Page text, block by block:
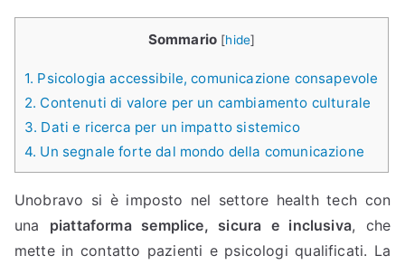
Sommario [hide]
1. Psicologia accessibile, comunicazione consapevole
2. Contenuti di valore per un cambiamento culturale
3. Dati e ricerca per un impatto sistemico
4. Un segnale forte dal mondo della comunicazione
Unobravo si è imposto nel settore health tech con
una piattaforma semplice, sicura e inclusiva, che
mette in contatto pazienti e psicologi qualificati. La